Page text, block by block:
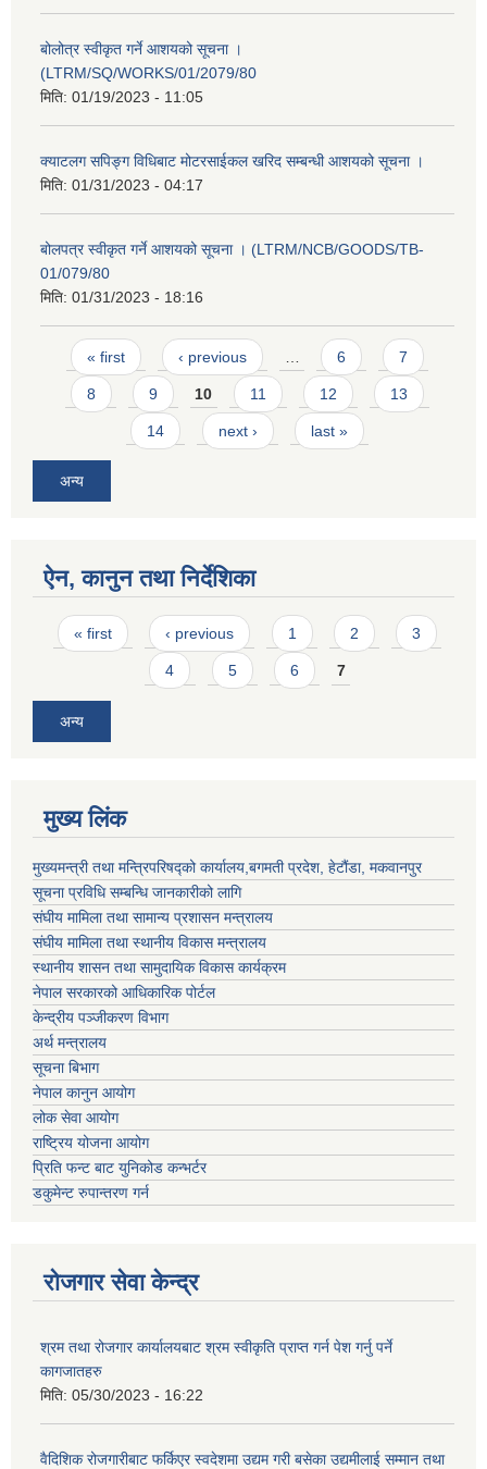
बोलोत्र स्वीकृत गर्ने आशयको सूचना ।
(LTRM/SQ/WORKS/01/2079/80
मिति: 01/19/2023 - 11:05
क्याटलग सपिङ्ग विधिबाट मोटरसाईकल खरिद सम्बन्धी आशयको सूचना ।
मिति: 01/31/2023 - 04:17
बोलपत्र स्वीकृत गर्ने आशयको सूचना । (LTRM/NCB/GOODS/TB-
01/079/80
मिति: 01/31/2023 - 18:16
Pages
« first ‹ previous 6 7
8 9 10 11 12 13
14 next › last »
अन्य
ऐन, कानुन तथा निर्देशिका
Pages
« first ‹ previous 1 2 3
4 5 6 7
अन्य
मुख्य लिंक
मुख्यमन्त्री तथा मन्त्रिपरिषद्को कार्यालय,बगमती प्रदेश, हेटौंडा, मकवानपुर
सूचना प्रविधि सम्बन्धि जानकारीको लागि
संघीय मामिला तथा सामान्य प्रशासन मन्त्रालय
संघीय मामिला तथा स्थानीय विकास मन्त्रालय
स्थानीय शासन तथा सामुदायिक विकास कार्यक्रम
नेपाल सरकारको आधिकारिक पोर्टल
केन्द्रीय पञ्जीकरण विभाग
अर्थ मन्त्रालय
सूचना बिभाग
नेपाल कानुन आयोग
लोक सेवा आयोग
राष्ट्रिय योजना आयोग
प्रिति फन्ट बाट युनिकोड कन्भर्टर
डकुमेन्ट रुपान्तरण गर्न
रोजगार सेवा केन्द्र
श्रम तथा रोजगार कार्यालयबाट श्रम स्वीकृति प्राप्त गर्न पेश गर्नु पर्ने
कागजातहरु
मिति: 05/30/2023 - 16:22
वैदिशिक रोजगारीबाट फर्किएर स्वदेशमा उद्यम गरी बसेका उद्यमीलाई सम्मान तथा